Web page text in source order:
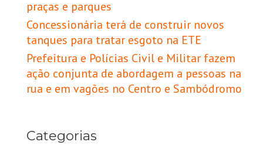
praças e parques
Concessionária terá de construir novos
tanques para tratar esgoto na ETE
Prefeitura e Polícias Civil e Militar fazem
ação conjunta de abordagem a pessoas na
rua e em vagões no Centro e Sambódromo
Categorias